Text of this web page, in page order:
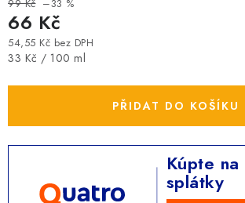
99 Kč –33 %
66 Kč
54,55 Kč bez DPH
Měrná cena:
33 Kč / 100 ml
PŘIDAT DO KOŠÍKU
Kúpte na
splátky